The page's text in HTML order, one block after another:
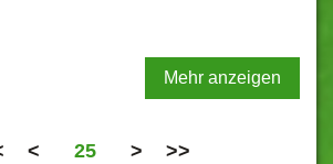
Mehr anzeigen
< 25 > >>